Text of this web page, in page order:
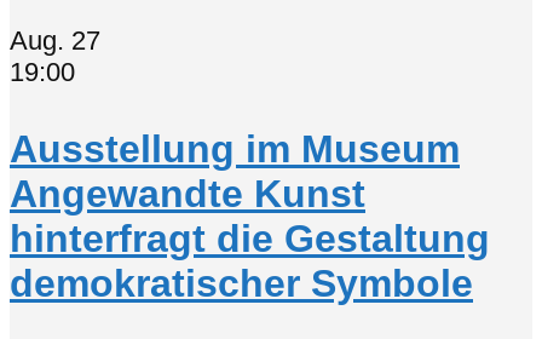
Aug. 27
19:00
Ausstellung im Museum
Angewandte Kunst
hinterfragt die Gestaltung
demokratischer Symbole